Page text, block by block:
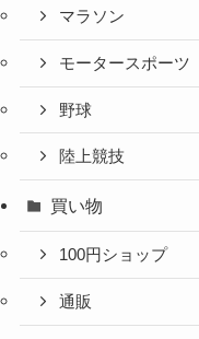
マラソン
モータースポーツ
野球
陸上競技
買い物
100円ショップ
通販